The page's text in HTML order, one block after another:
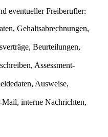
eventueller Freiberufler:
Gehaltsabrechnungen,
Beurteilungen,
Assessment-
Ausweise,
Mail, interne Nachrichten,